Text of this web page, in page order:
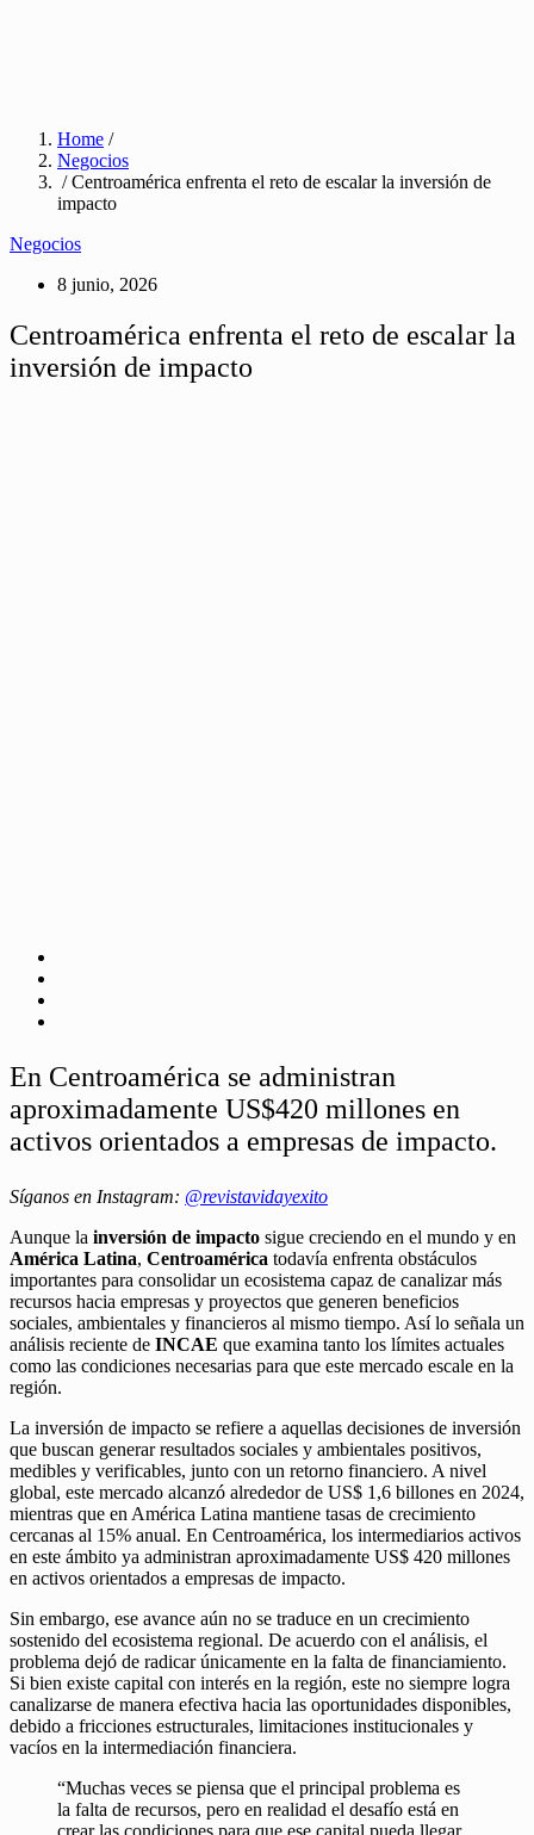
Home /
Negocios
/ Centroamérica enfrenta el reto de escalar la inversión de
impacto
Negocios
8 junio, 2026
Centroamérica enfrenta el reto de escalar la
inversión de impacto
En Centroamérica se administran
aproximadamente US$420 millones en
activos orientados a empresas de impacto.
Síganos en Instagram: @revistavidayexito
Aunque la inversión de impacto sigue creciendo en el mundo y en
América Latina, Centroamérica todavía enfrenta obstáculos
importantes para consolidar un ecosistema capaz de canalizar más
recursos hacia empresas y proyectos que generen beneficios
sociales, ambientales y financieros al mismo tiempo. Así lo señala un
análisis reciente de INCAE que examina tanto los límites actuales
como las condiciones necesarias para que este mercado escale en la
región.
La inversión de impacto se refiere a aquellas decisiones de inversión
que buscan generar resultados sociales y ambientales positivos,
medibles y verificables, junto con un retorno financiero. A nivel
global, este mercado alcanzó alrededor de US$ 1,6 billones en 2024,
mientras que en América Latina mantiene tasas de crecimiento
cercanas al 15% anual. En Centroamérica, los intermediarios activos
en este ámbito ya administran aproximadamente US$ 420 millones
en activos orientados a empresas de impacto.
Sin embargo, ese avance aún no se traduce en un crecimiento
sostenido del ecosistema regional. De acuerdo con el análisis, el
problema dejó de radicar únicamente en la falta de financiamiento.
Si bien existe capital con interés en la región, este no siempre logra
canalizarse de manera efectiva hacia las oportunidades disponibles,
debido a fricciones estructurales, limitaciones institucionales y
vacíos en la intermediación financiera.
“Muchas veces se piensa que el principal problema es
la falta de recursos, pero en realidad el desafío está en
crear las condiciones para que ese capital pueda llegar